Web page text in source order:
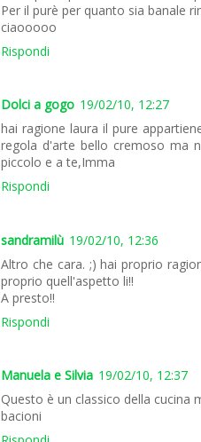
Per il purè per quanto sia banale
ciaooooo
Rispondi
Dolci a gogo 19/02/10, 12:27
hai ragione laura il pure
regola d'arte bello cremoso ma
piccolo e a te,Imma
Rispondi
sandramilù 19/02/10, 12:36
Altro che cara. ;) hai proprio
proprio quell'aspetto li!!
A presto!!
Rispondi
Manuela e Silvia 19/02/10, 12:37
Questo è un classico della cucina
bacioni